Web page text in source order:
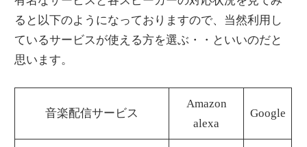
ると以下のようになっておりますので、当然利用し
ているサービスが使える方を選ぶ・・といいのだと
思います。
音楽配信サービス
Amazon
alexa
Google